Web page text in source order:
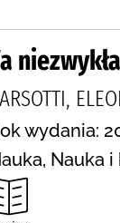
wydania:
Nauka